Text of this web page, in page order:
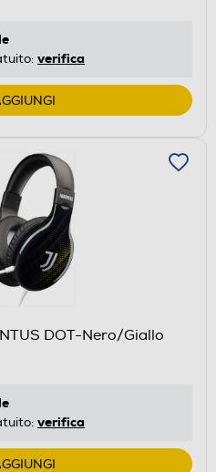
verifica
DOT-Nero/Giallo
verifica